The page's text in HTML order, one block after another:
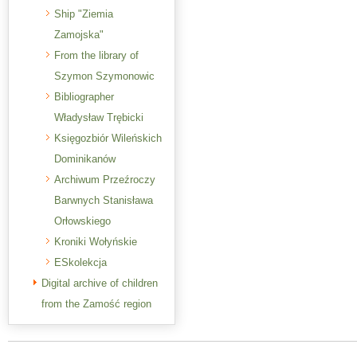
Ship "Ziemia
Zamojska"
From the library of
Szymon Szymonowic
Bibliographer
Władysław Trębicki
Księgozbiór Wileńskich
Dominikanów
Archiwum Przeźroczy
Barwnych Stanisława
Orłowskiego
Kroniki Wołyńskie
ESkolekcja
Digital archive of children
from the Zamość region